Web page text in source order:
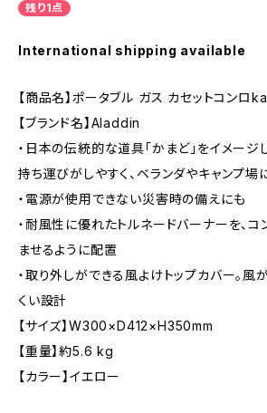
残り1点
International shipping available
【商品名】ポータブル ガス カセットコンロ
【ブランド名】Aladdin
・日本の伝統的な道具「かまど」をイメージ
持ち運びがしやすく、ベランダやキャンプ場
・電源が使用できない災害時の備えにも
・耐風性に優れたトルネードバーナーを、
ませるように配置
・取り外しができる風よけトップカバー。
くい設計
【サイズ】W300×D412×H350mm
【重量】約5.6 kg
【カラー】イエロー